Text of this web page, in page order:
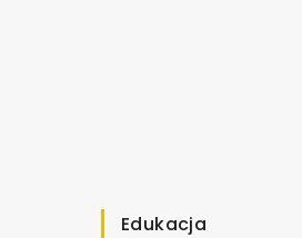
Edukacja